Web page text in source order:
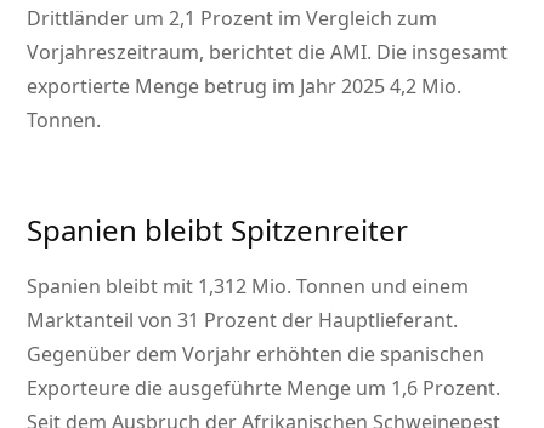
Drittländer um 2,1 Prozent im Vergleich zum
Vorjahreszeitraum, berichtet die AMI. Die insgesamt
exportierte Menge betrug im Jahr 2025 4,2 Mio.
Tonnen.
Spanien bleibt Spitzenreiter
Spanien bleibt mit 1,312 Mio. Tonnen und einem
Marktanteil von 31 Prozent der Hauptlieferant.
Gegenüber dem Vorjahr erhöhten die spanischen
Exporteure die ausgeführte Menge um 1,6 Prozent.
Seit dem Ausbruch der Afrikanischen Schweinepest